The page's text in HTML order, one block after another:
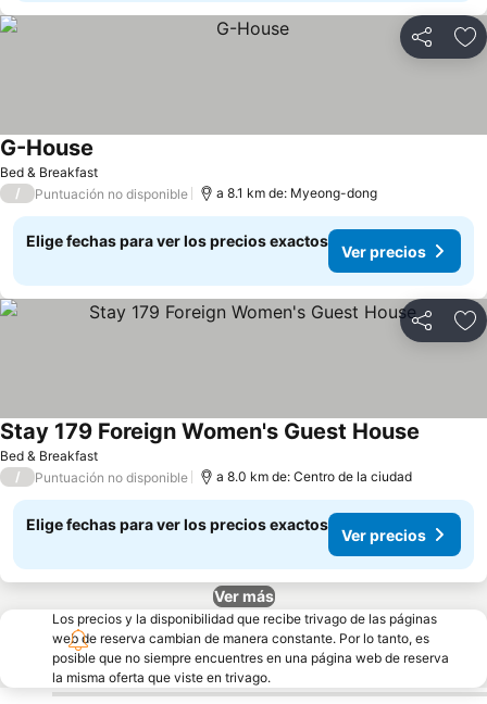
Compartir
Bed & Breakfast
G-House
/ Puntuación no disponible a 8.1 km de: Myeong-dong
Elige fechas para ver los precios exactos
Ver precios
Compartir
Bed & Breakfast
Stay 179 Foreign Women's Guest House
/ Puntuación no disponible a 8.0 km de: Centro de la ciudad
Elige fechas para ver los precios exactos
Ver precios
Ver más
Los precios y la disponibilidad que recibe trivago de las páginas
web de reserva cambian de manera constante. Por lo tanto, es
posible que no siempre encuentres en una página web de reserva
la misma oferta que viste en trivago.